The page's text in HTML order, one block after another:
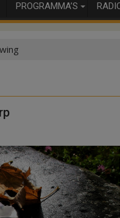
PROGRAMMA’S